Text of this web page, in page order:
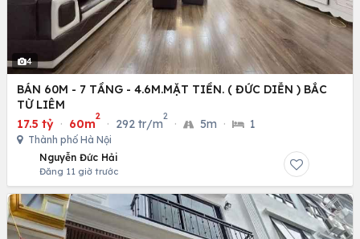
4
BÁN 60M - 7 TẦNG - 4.6M.MẶT TIỀN. ( ĐỨC DIỄN ) BẮC
TỪ LIÊM
17.5 tỷ · 60m
2
· 292 tr/m
2
· 5m · 1
Thành phố Hà Nội
Nguyễn Đức Hải
Đăng 11 giờ trước